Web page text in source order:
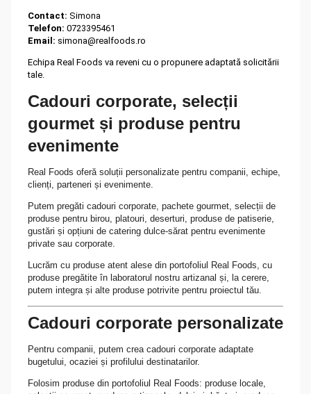
Contact: Simona
Telefon: 0723395461
Email: simona@realfoods.ro
Echipa Real Foods va reveni cu o propunere adaptată solicitării
tale.
Cadouri corporate, selecții
gourmet și produse pentru
evenimente
Real Foods oferă soluții personalizate pentru companii, echipe,
clienți, parteneri și evenimente.
Putem pregăti cadouri corporate, pachete gourmet, selecții de
produse pentru birou, platouri, deserturi, produse de patiserie,
gustări și opțiuni de catering dulce-sărat pentru evenimente
private sau corporate.
Lucrăm cu produse atent alese din portofoliul Real Foods, cu
produse pregătite în laboratorul nostru artizanal și, la cerere,
putem integra și alte produse potrivite pentru proiectul tău.
Cadouri corporate personalizate
Pentru companii, putem crea cadouri corporate adaptate
bugetului, ocaziei și profilului destinatarilor.
Folosim produse din portofoliul Real Foods: produse locale,